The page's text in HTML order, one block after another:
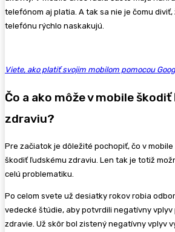
telefónom aj platia. A tak sa nie je čomu
telefónu rýchlo naskakujú.
Viete, ako platiť svojim mobilom pomocou
Čo a ako môže v mobile
zdraviu?
Pre začiatok je dôležité pochopiť, čo v
škodiť ľudskému zdraviu. Len tak je totiž
celú problematiku.
Po celom svete už desiatky rokov robia
vedecké štúdie, aby potvrdili negatívny
zdravie. Už skôr bol zistený negatívny vplyv